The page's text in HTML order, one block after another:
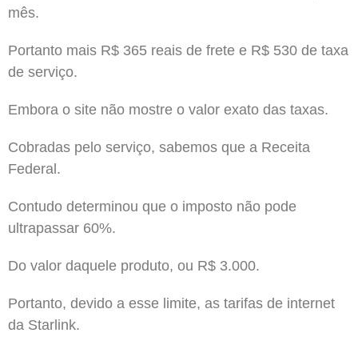
mês.
Portanto mais R$ 365 reais de frete e R$ 530 de taxa
de serviço.
Embora o site não mostre o valor exato das taxas.
Cobradas pelo serviço, sabemos que a Receita
Federal.
Contudo determinou que o imposto não pode
ultrapassar 60%.
Do valor daquele produto, ou R$ 3.000.
Portanto, devido a esse limite, as tarifas de internet
da Starlink.